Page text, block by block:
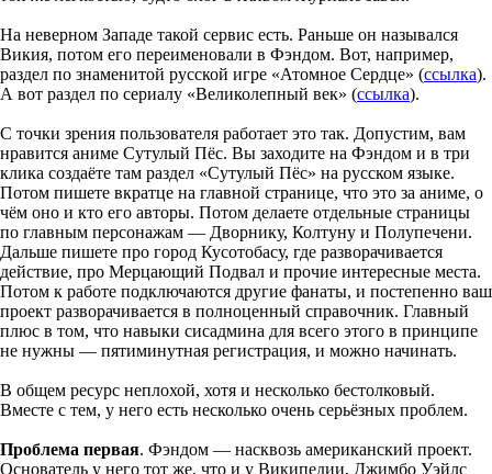
На неверном Западе такой сервис есть. Раньше он назывался
Викия, потом его переименовали в Фэндом. Вот, например,
раздел по знаменитой русской игре «Атомное Сердце» (ссылка).
А вот раздел по сериалу «Великолепный век» (ссылка).
С точки зрения пользователя работает это так. Допустим, вам
нравится аниме Сутулый Пёс. Вы заходите на Фэндом и в три
клика создаёте там раздел «Сутулый Пёс» на русском языке.
Потом пишете вкратце на главной странице, что это за аниме, о
чём оно и кто его авторы. Потом делаете отдельные страницы
по главным персонажам — Дворнику, Колтуну и Полупечени.
Дальше пишете про город Кусотобасу, где разворачивается
действие, про Мерцающий Подвал и прочие интересные места.
Потом к работе подключаются другие фанаты, и постепенно ваш
проект разворачивается в полноценный справочник. Главный
плюс в том, что навыки сисадмина для всего этого в принципе
не нужны — пятиминутная регистрация, и можно начинать.
В общем ресурс неплохой, хотя и несколько бестолковый.
Вместе с тем, у него есть несколько очень серьёзных проблем.
Проблема первая. Фэндом — насквозь американский проект.
Основатель у него тот же, что и у Википедии, Джимбо Уэйлс